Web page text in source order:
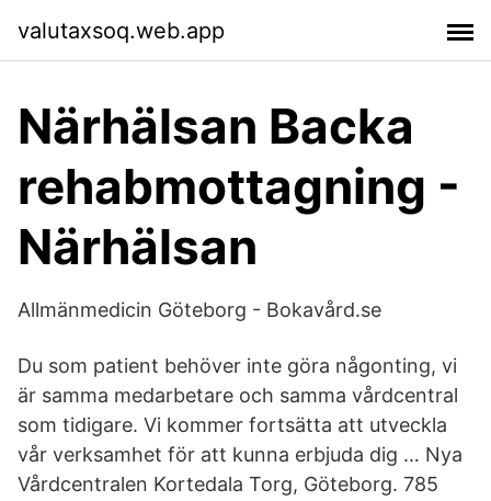
valutaxsoq.web.app
Närhälsan Backa
rehabmottagning -
Närhälsan
Allmänmedicin Göteborg - Bokavård.se
Du som patient behöver inte göra någonting, vi
är samma medarbetare och samma vårdcentral
som tidigare. Vi kommer fortsätta att utveckla
vår verksamhet för att kunna erbjuda dig … Nya
Vårdcentralen Kortedala Torg, Göteborg. 785